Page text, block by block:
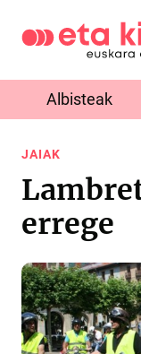
Albisteak
JAIAK
errege